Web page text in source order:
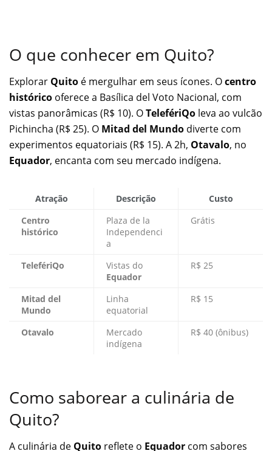
O que conhecer em Quito?
Explorar Quito é mergulhar em seus ícones. Ocentro
histórico oferece a Basílica del Voto Nacional, com
vistas panorâmicas (R$ 10). OTelefériQo leva ao vulcão
Pichincha (R$ 25). O Mitad del Mundo diverte com
experimentos equatoriais (R$ 15). A 2h, Otavalo, no
Equador, encanta com seu mercado indígena.
Atração Descrição
Custo
Centro
histórico
Plaza de la
Independenci
a
Grátis
TelefériQo
Vistas do
Equador
R$ 25
Mitad del
Mundo
Linha
equatorial
R$ 15
Otavalo
Mercado
indígena
R$ 40 (ônibus)
Como saborear a culinária de
Quito?
A culinária de Quito reflete o Equador com sabores